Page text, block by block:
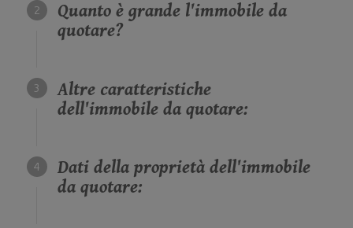
Quanto è grande l'immobile da
quotare?
Altre caratteristiche
dell'immobile da quotare:
Dati della proprietà dell'immobile
da quotare: